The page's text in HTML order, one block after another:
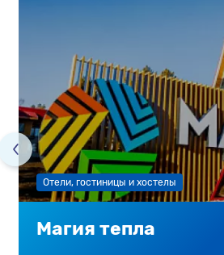
Отели, гостиницы и хостелы
Магия тепла